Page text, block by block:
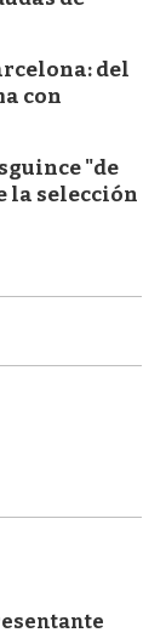
del
con
"de
la selección